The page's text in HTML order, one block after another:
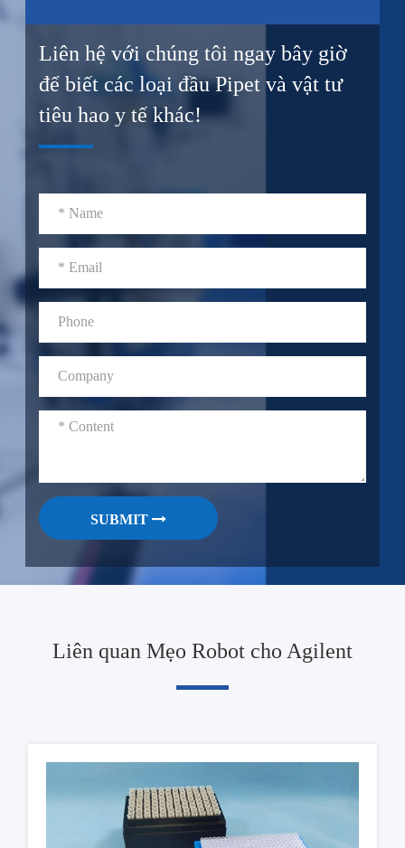
Liên hệ với chúng tôi ngay bây giờ
để biết các loại đầu Pipet và vật tư
tiêu hao y tế khác!
SUBMIT
Liên quan Mẹo Robot cho Agilent